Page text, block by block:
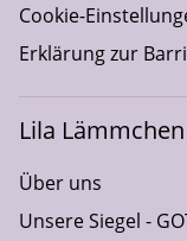
Cookie-
Erklärung zur
Lila Lämmchen
Über uns
Unsere Siegel -